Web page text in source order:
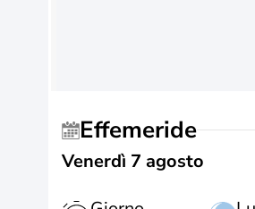
Effemeride
Venerdì 7 agosto